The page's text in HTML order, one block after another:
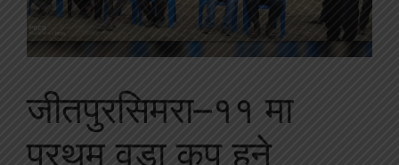
जीतपुरसिमरा–११ मा
प्रथम वडा कप हुने